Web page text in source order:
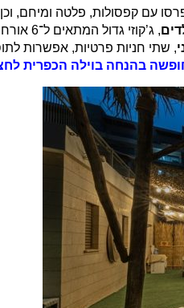
עם קפסולות, פלטה ומיחם,
, ג’קוזי
בהנחהבוילה הכפרית